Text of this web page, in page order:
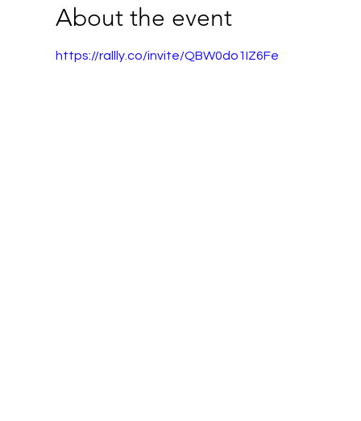
About the event
https://rallly.co/invite/QBW0do1IZ6Fe